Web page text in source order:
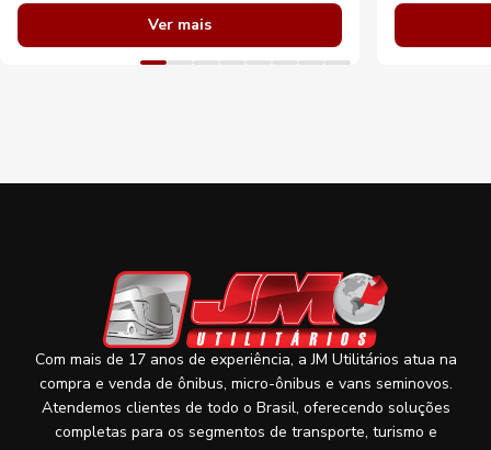
Ver mais
Com mais de 17 anos de experiência, a JM Utilitários atua na
compra e venda de ônibus, micro-ônibus e vans seminovos.
Atendemos clientes de todo o Brasil, oferecendo soluções
completas para os segmentos de transporte, turismo e